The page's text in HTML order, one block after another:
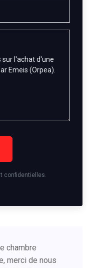
confidentielles.
chambre
merci de nous